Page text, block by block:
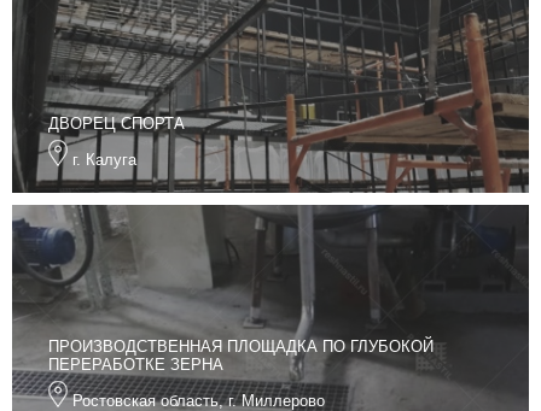
ДВОРЕЦ СПОРТА
г. Калуга
ПРОИЗВОДСТВЕННАЯ ПЛОЩАДКА ПО ГЛУБОКОЙ
ПЕРЕРАБОТКЕ ЗЕРНА
Ростовская область, г. Миллерово